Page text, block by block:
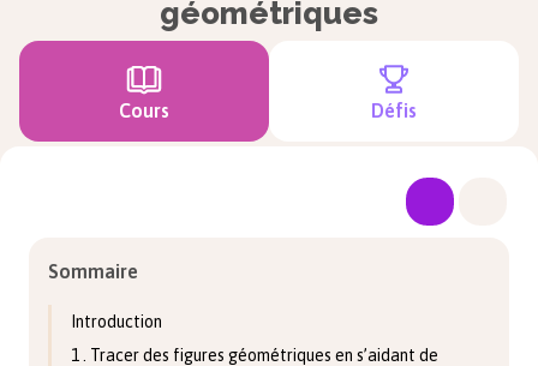
géométriques
Cours Défis
Sommaire
Introduction
1 . Tracer des figures géométriques en s’aidant de